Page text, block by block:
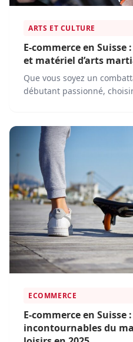
ARTS ET CULTURE
E-commerce en
et matériel d’arts
Que vous soyez un
débutant passionné,
sans avoir à quitter votre
ECOMMERCE
E-commerce en
incontournables du